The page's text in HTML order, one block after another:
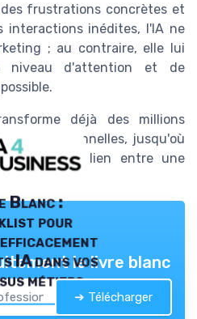
frustrations concrètes et
interactions inédites, l'IA ne
; au contraire, elle lui
niveau d'attention et de
déjà des millions
personnelles, jusqu'où
redéfinir le lien entre une
Blanc :
pour
IA dans vos
métiers
le livre blanc
➔ Télécharger